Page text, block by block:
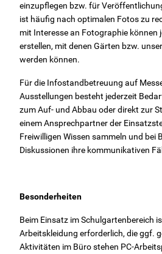
einzupflegen bzw. für
ist häufig nach optimalen Fotos zu
mit Interesse an Fotographie können
erstellen, mit denen Gärten bzw.
werden können.
Für die Infostandbetreuung auf
Ausstellungen besteht jederzeit
zum Auf- und Abbau oder direkt zur
einem Ansprechpartner der
Freiwilligen Wissen sammeln und bei
Diskussionen ihre kommunikativen
Besonderheiten
Beim Einsatz im Schulgartenbereich
Arbeitskleidung erforderlich, die ggf.
Aktivitäten im Büro stehen PC-